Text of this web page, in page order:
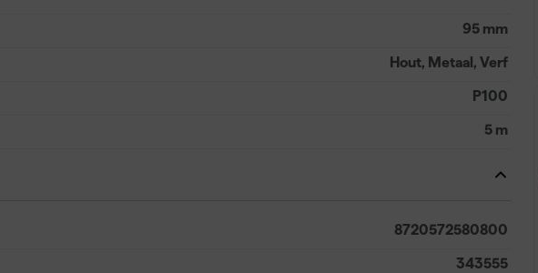
95 mm
Hout, Metaal, Verf
P100
5 m
8720572580800
343555